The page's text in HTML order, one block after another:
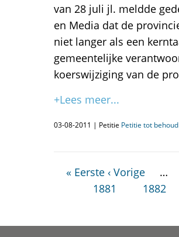
van 28 juli jl. meldde
en Media dat de
niet langer als een
gemeentelijke
koerswijziging van de
+Lees meer...
03-08-2011 | Petitie Petitie tot
« Eerste ‹ Vorige …
1881
1882